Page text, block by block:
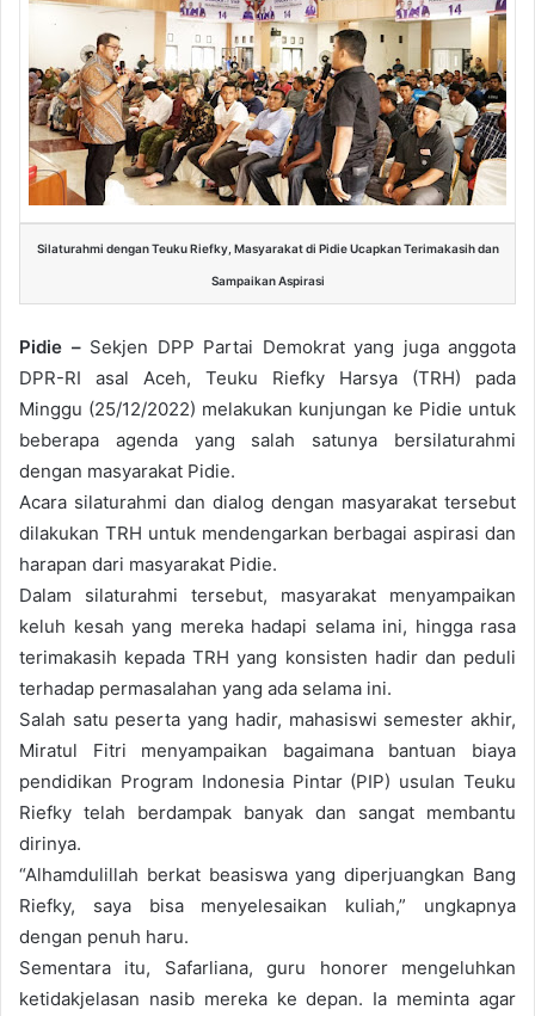
Silaturahmi dengan Teuku Riefky, Masyarakat di Pidie Ucapkan Terimakasih dan
Sampaikan Aspirasi
Pidie – Sekjen DPP Partai Demokrat yang juga anggota
DPR-RI asal Aceh, Teuku Riefky Harsya (TRH) pada
Minggu (25/12/2022) melakukan kunjungan ke Pidie untuk
beberapa agenda yang salah satunya bersilaturahmi
dengan masyarakat Pidie.
Acara silaturahmi dan dialog dengan masyarakat tersebut
dilakukan TRH untuk mendengarkan berbagai aspirasi dan
harapan dari masyarakat Pidie.
Dalam silaturahmi tersebut, masyarakat menyampaikan
keluh kesah yang mereka hadapi selama ini, hingga rasa
terimakasih kepada TRH yang konsisten hadir dan peduli
terhadap permasalahan yang ada selama ini.
Salah satu peserta yang hadir, mahasiswi semester akhir,
Miratul Fitri menyampaikan bagaimana bantuan biaya
pendidikan Program Indonesia Pintar (PIP) usulan Teuku
Riefky telah berdampak banyak dan sangat membantu
dirinya.
“Alhamdulillah berkat beasiswa yang diperjuangkan Bang
Riefky, saya bisa menyelesaikan kuliah,” ungkapnya
dengan penuh haru.
Sementara itu, Safarliana, guru honorer mengeluhkan
ketidakjelasan nasib mereka ke depan. Ia meminta agar